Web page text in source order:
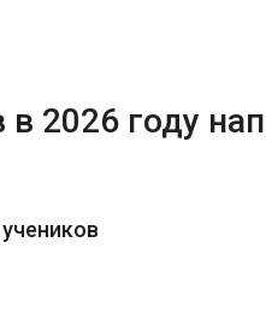
2026 году